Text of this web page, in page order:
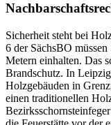
Sicherheit steht bei
6 der SächsBO
Metern einhalten. Das
Brandschutz. In
Holzgebäuden in
einen traditionellen